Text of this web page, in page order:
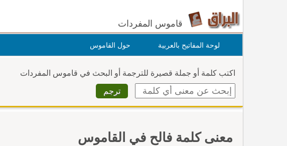
قاموس المفردات
لوحة المفاتيح بالعربية حول القاموس
اكتب كلمة أو جملة قصيرة للترجمة أو البحث في قاموس المفردات
معنى كلمة فالح في القاموس